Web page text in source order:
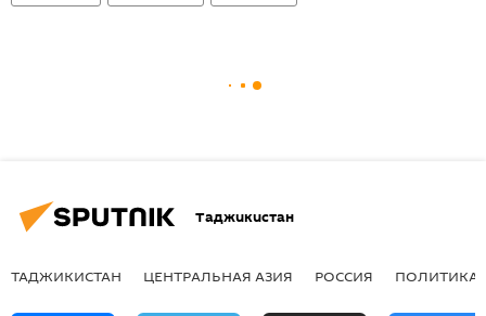
Таджикистан
ТАДЖИКИСТАН ЦЕНТРАЛЬНАЯ АЗИЯ РОССИЯ ПОЛИТИКА